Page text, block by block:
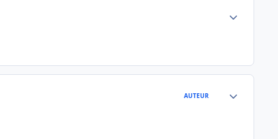
AUTEUR